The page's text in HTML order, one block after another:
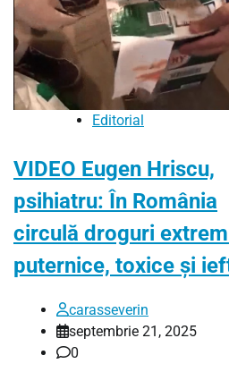
Editorial
VIDEO Eugen Hriscu,
psihiatru: În România
circulă droguri
puternice, toxice și
carasseverin
septembrie 21, 2025
0